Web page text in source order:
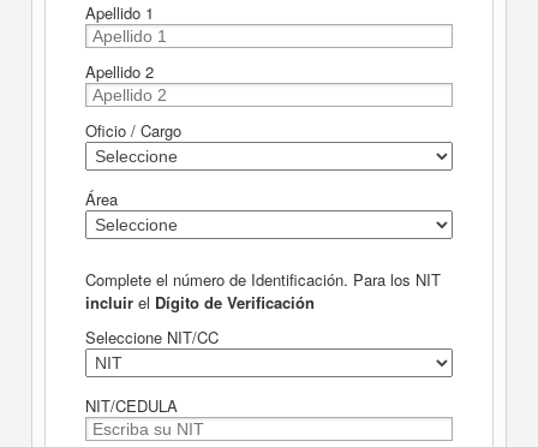
Apellido 1
Apellido 2
Oficio / Cargo
Área
Complete el número de Identificación. Para los NIT
incluirel Dígito de Verificación
Seleccione NIT/CC
NIT/CEDULA